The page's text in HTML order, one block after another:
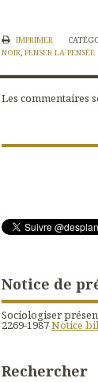
Notice de
Sociologiser
2269-1987Notice
Rechercher
IMPRIMER
NOIR, PENSER LA PENSÉE
Les commentaires